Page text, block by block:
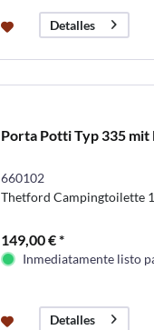
Detalles
Porta Potti Typ 335
660102
Thetford Campingtoilette
149,00 € *
Inmediatamente listo
Detalles